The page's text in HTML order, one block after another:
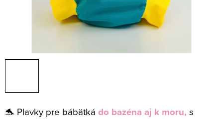
🐬 Plavky pre bábätká do bazéna aj k moru, s